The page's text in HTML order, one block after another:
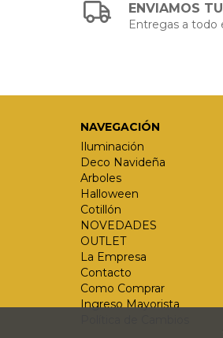
ENVIAMOS
Entregas a todo
NAVEGACIÓN
Iluminación
Deco Navideña
Arboles
Halloween
Cotillón
NOVEDADES
OUTLET
La Empresa
Contacto
Como Comprar
Ingreso Mayorista